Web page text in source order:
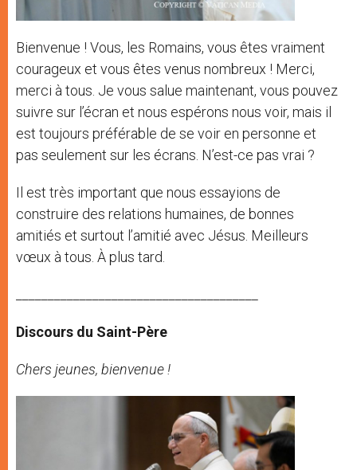
Bienvenue ! Vous, les Romains, vous êtes vraiment
courageux et vous êtes venus nombreux ! Merci,
merci à tous. Je vous salue maintenant, vous pouvez
suivre sur l’écran et nous espérons nous voir, mais il
est toujours préférable de se voir en personne et
pas seulement sur les écrans. N’est-ce pas vrai ?
Il est très important que nous essayions de
construire des relations humaines, de bonnes
amitiés et surtout l’amitié avec Jésus. Meilleurs
vœux à tous. À plus tard.
Discours du Saint-Père
Chers jeunes, bienvenue !